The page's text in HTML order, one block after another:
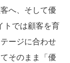
へ、そして優
トでは顧客を育
ージに合わせ
そのまま「優